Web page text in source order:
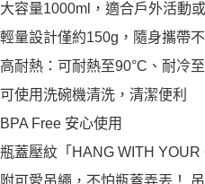
大容量1000ml，適合戶外活動
輕量設計僅約150g，隨身攜帶
高耐熱：可耐熱至90°C、耐冷
可使用洗碗機清洗，清潔便利
BPA Free 安心使用
瓶蓋壓紋「HANG WITH
附可愛吊繩，不怕瓶蓋弄丟！